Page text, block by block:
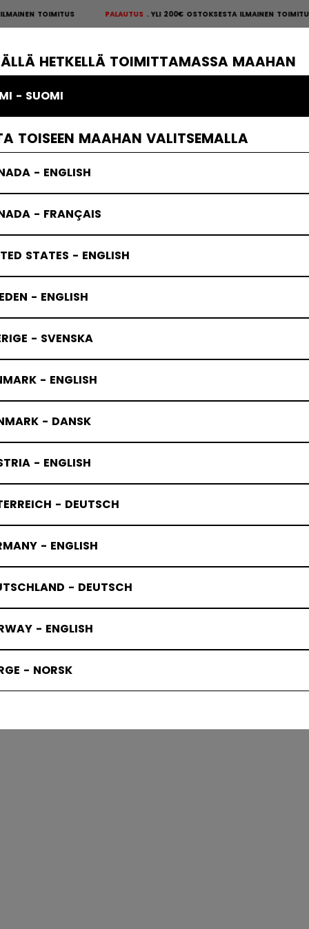
HETKELLÄ TOIMITTAMASSA MAAHAN
- SUOMI
TOISEEN MAAHAN VALITSEMALLA
- ENGLISH
- FRANÇAIS
STATES - ENGLISH
- ENGLISH
- SVENSKA
- ENGLISH
- DANSK
- ENGLISH
- DEUTSCH
- ENGLISH
- DEUTSCH
- ENGLISH
- NORSK
TOIMITUSPALAUTUS YLI 200€ OSTOKSESTA ILMAINEN TOIMITUS
MAALIVAHTI VAATTEET